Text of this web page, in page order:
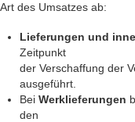
Art des Umsatzes ab:
Lieferungen und
Zeitpunkt
der Verschaffung der
ausgeführt.
Bei Werklieferungen
den